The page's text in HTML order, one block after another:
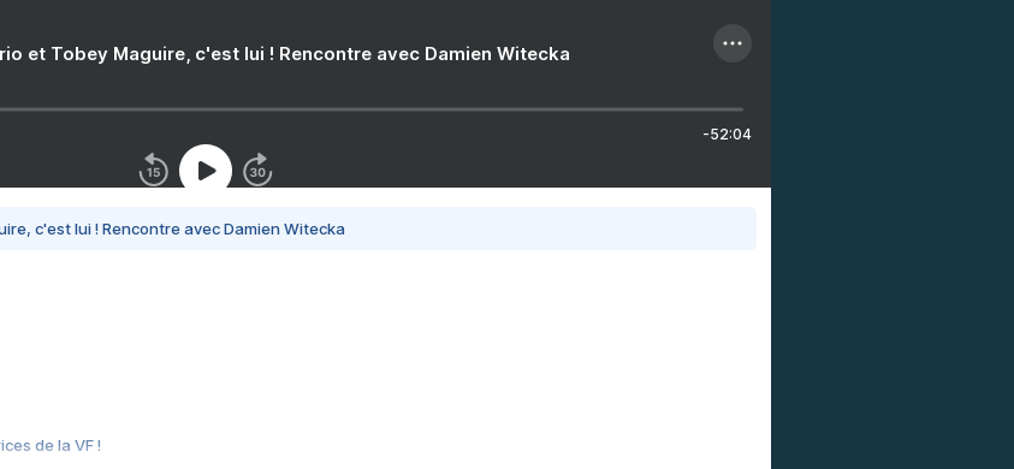
et Tobey Maguire, c'est lui ! Rencontre avec Damien Witecka
-52:04
c'est lui ! Rencontre avec Damien Witecka
de la VF !